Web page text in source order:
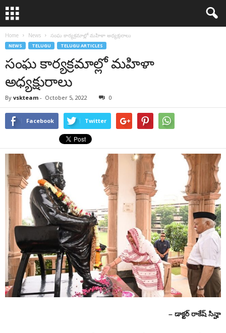
Home News సంఘ కార్యక్రమాల్లో మహిళా అధ్యక్షురాలు
NEWS TELUGU TELUGU ARTICLES
సంఘ కార్యక్రమాల్లో మహిళా
అధ్యక్షురాలు
By vskteam - October 5, 2022 0
Facebook Twitter
– డాక్టర్ రాకేష్ సిన్హా